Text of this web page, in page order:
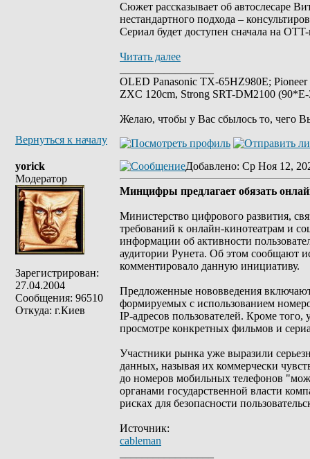
Сюжет рассказывает об автослесаре
нестандартного подхода –
Сериал будет доступен сначала на
Читать далее
OLED Panasonic TX-65HZ980E;
ZXC 120cm, Strong SRT-DM2100
Желаю, чтобы у Вас сбылось то, чего
Вернуться к началу
yorick
Модератор
Зарегистрирован:
27.04.2004
Сообщения: 96510
Откуда: г.Киев
Добавлено: Ср Ноя 12,
Минцифры предлагает обязать
Министерство цифрового развития,
требований к онлайн-кинотеатрам и
информации об активности
аудитории Рунета. Об этом сообщают
комментировало данную инициативу.
Предложенные нововведения
формируемых с использованием
IP-адресов пользователей. Кроме
просмотре конкретных фильмов и
Участники рынка уже выразили
данных, называя их коммерчески
до номеров мобильных телефонов
органами государственной власти
рисках для безопасности
Источник:
cableman